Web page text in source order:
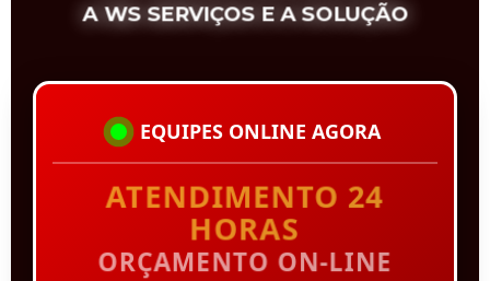
A WS SERVIÇOS E A SOLUÇÃO
EQUIPES ONLINE AGORA
ATENDIMENTO 24
HORAS
ORÇAMENTO ON-LINE